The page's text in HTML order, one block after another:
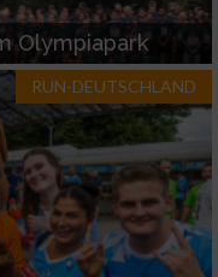
Olympiapark
RUN-DEUTSCHLAND